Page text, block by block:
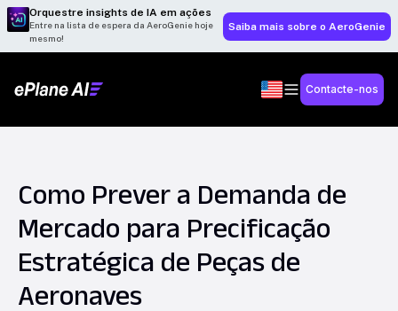
Orquestre insights de IA em ações
Entre na lista de espera da AeroGenie hoje
mesmo!
Saiba mais sobre o AeroGenie
Contacte-nos
Como Prever a Demanda de
Mercado para Precificação
Estratégica de Peças de
Aeronaves